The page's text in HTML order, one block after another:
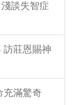
談失智症
訪莊恩賜神
充滿驚奇